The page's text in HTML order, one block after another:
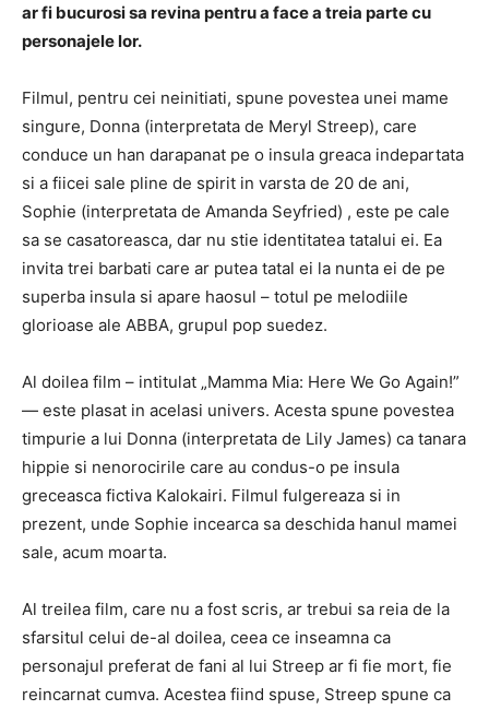
ar fi bucurosi sa revina pentru a face a treia parte cu
personajele lor.
Filmul, pentru cei neinitiati, spune povestea unei mame
singure, Donna (interpretata de Meryl Streep), care
conduce un han darapanat pe o insula greaca indepartata
si a fiicei sale pline de spirit in varsta de 20 de ani,
Sophie (interpretata de Amanda Seyfried) , este pe cale
sa se casatoreasca, dar nu stie identitatea tatalui ei. Ea
invita trei barbati care ar putea tatal ei la nunta ei de pe
superba insula si apare haosul – totul pe melodiile
glorioase ale ABBA, grupul pop suedez.
Al doilea film – intitulat „Mamma Mia: Here We Go Again!”
— este plasat in acelasi univers. Acesta spune povestea
timpurie a lui Donna (interpretata de Lily James) ca tanara
hippie si nenorocirile care au condus-o pe insula
greceasca fictiva Kalokairi. Filmul fulgereaza si in
prezent, unde Sophie incearca sa deschida hanul mamei
sale, acum moarta.
Al treilea film, care nu a fost scris, ar trebui sa reia de la
sfarsitul celui de-al doilea, ceea ce inseamna ca
personajul preferat de fani al lui Streep ar fi fie mort, fie
reincarnat cumva. Acestea fiind spuse, Streep spune ca